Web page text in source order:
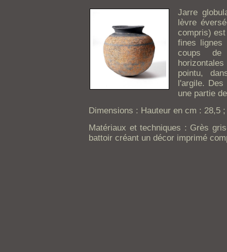
Jarre
lèvre
compris)
fines lignes
coups
pointu,
l'argile.
une partie
Dimensions : Hauteur en cm : 28,5
Matériaux et techniques : Grès
battoir créant un décor imprimé